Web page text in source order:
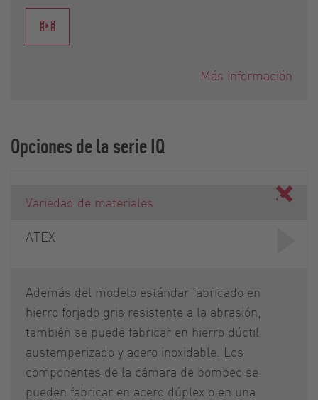
Más información
Opciones de la serie IQ
Variedad de materiales
ATEX
Además del modelo estándar fabricado en
hierro forjado gris resistente a la abrasión,
también se puede fabricar en hierro dúctil
austemperizado y acero inoxidable. Los
componentes de la cámara de bombeo se
pueden fabricar en acero dúplex o en una